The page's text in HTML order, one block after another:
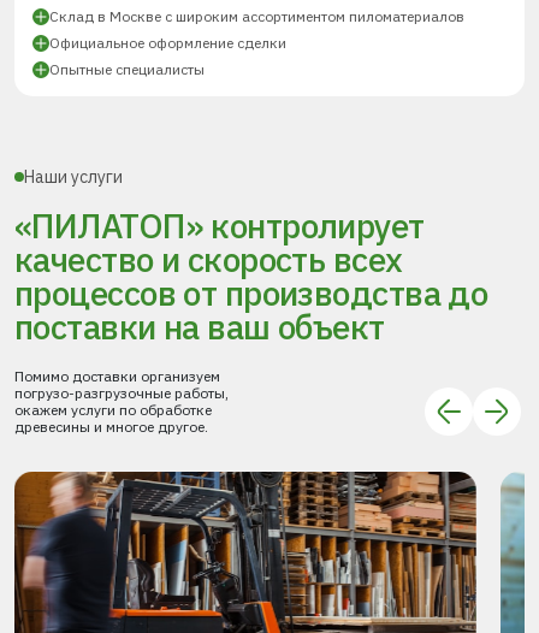
Склад в Москве с широким ассортиментом пиломатериалов
Официальное оформление сделки
Опытные специалисты
Наши услуги
«ПИЛАТОП» контролирует
качество и скорость всех
процессовот производства до
поставки на ваш объект
Помимо доставки организуем
погрузо-разгрузочные работы,
окажем услуги по обработке
древесины и многое другое.